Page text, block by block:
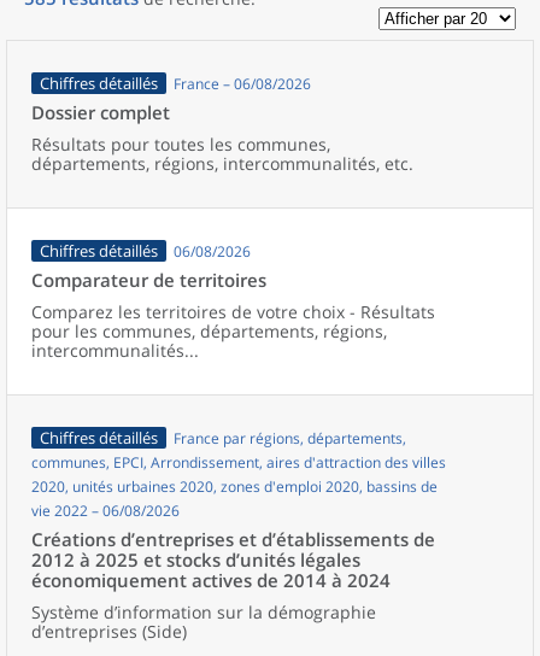
Chiffres détaillés France – 06/08/2026
Dossier complet
Résultats pour toutes les communes,
départements, régions, intercommunalités, etc.
Chiffres détaillés 06/08/2026
Comparateur de territoires
Comparez les territoires de votre choix - Résultats
pour les communes, départements, régions,
intercommunalités...
Chiffres détaillés
France par régions, départements,
communes, EPCI, Arrondissement, aires d'attraction des villes
2020, unités urbaines 2020, zones d'emploi 2020, bassins de
vie 2022 – 06/08/2026
Créations d’entreprises et d’établissements de
2012 à 2025 et stocks d’unités légales
économiquement actives de 2014 à 2024
Système d’information sur la démographie
d’entreprises (Side)